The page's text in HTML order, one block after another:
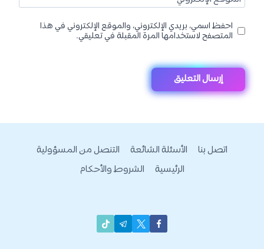
احفظ اسمي، بريدي الإلكتروني، والموقع الإلكتروني في هذا
المتصفح لاستخدامها المرة المقبلة في تعليقي.
اتصل بنا الأسئلة الشائعة
التنصل من المسؤولية
الرئيسية
الشروط والأحكام